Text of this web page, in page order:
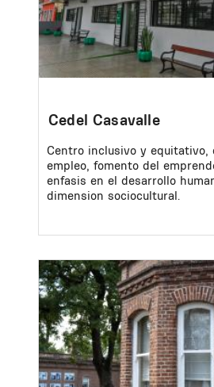
Cedel Casavalle
Centro inclusivo y equitativo,
empleo, fomento del
enfasis en el desarrollo
dimension sociocultural.
Image